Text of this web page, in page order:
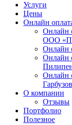
Услуги
Цены
Онлайн
Онлайн
ООО
Онлайн
Онлайн
Онлайн
О компании
Отзывы
Портфолио
Полезное